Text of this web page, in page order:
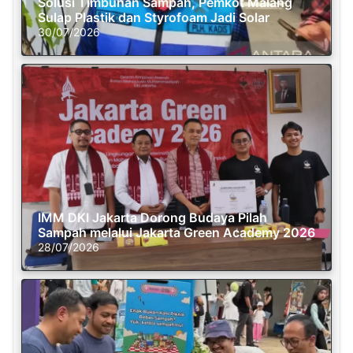
Sulap Plastik dan Styrofoam Jadi Solar
30/07/2026
IMM DKI Jakarta Dorong Budaya Pilah
Sampah melalui Jakarta Green Academy 2026
28/07/2026